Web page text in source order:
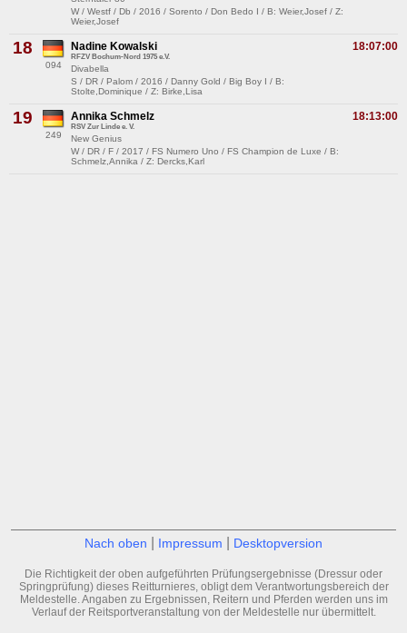
W / Westf / Db / 2016 / Sorento / Don Bedo I / B: Weier,Josef / Z:
Weier,Josef
18
094
18:07:00
Nadine Kowalski
RFZV Bochum-Nord 1975 e.V.
Divabella
S / DR / Palom / 2016 / Danny Gold / Big Boy I / B:
Stolte,Dominique / Z: Birke,Lisa
19
249
18:13:00
Annika Schmelz
RSV Zur Linde e. V.
New Genius
W / DR / F / 2017 / FS Numero Uno / FS Champion de Luxe / B:
Schmelz,Annika / Z: Dercks,Karl
Nach oben Impressum Desktopversion
Die Richtigkeit der oben aufgeführten Prüfungsergebnisse (Dressur oder
Springprüfung) dieses Reitturnieres, obligt dem Verantwortungsbereich der
Meldestelle. Angaben zu Ergebnissen, Reitern und Pferden werden uns im
Verlauf der Reitsportveranstaltung von der Meldestelle nur übermittelt.